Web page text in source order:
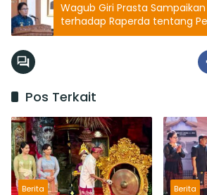
Wagub Giri Prasta
terhadap Raperda tentang
Perda Pajak dan Retribusi
Pos Terkait
Berita Berita